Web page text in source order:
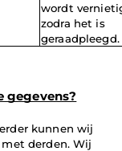
wordt
zodra het is
geraadpleegd.
gegevens?
kunnen wij
derden. Wij